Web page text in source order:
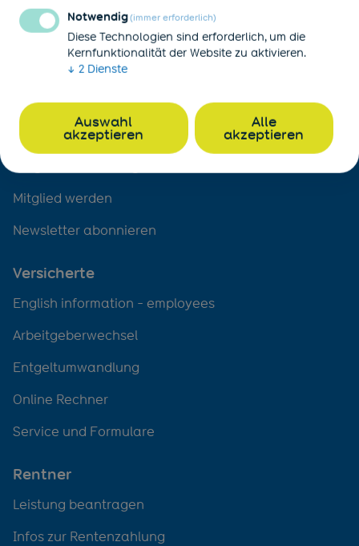
Unternehmen
English information - employers
Unser Vorsorgemodell
Mitglied werden
Newsletter abonnieren
Versicherte
English information - employees
Arbeitgeberwechsel
Entgeltumwandlung
Online Rechner
Service und Formulare
Rentner
Leistung beantragen
Infos zur Rentenzahlung
Notwendig(immer erforderlich)
Diese Technologien sind erforderlich, um die
Kernfunktionalität der Website zu aktivieren.
↓ 2 Dienste
Auswahl
akzeptieren
Alle
akzeptieren